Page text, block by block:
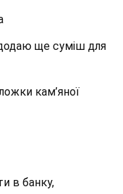
ще суміш для
кам’яної
в банку,